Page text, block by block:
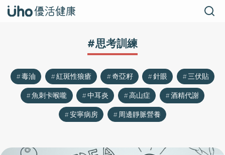
#思考訓練
毒油 紅斑性狼瘡 奇亞籽 針眼
三伏貼
魚刺卡喉嚨
中耳炎 高山症
酒精代謝
安寧病房
周邊靜脈營養